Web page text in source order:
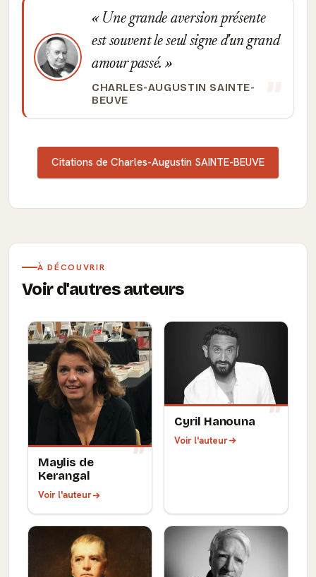
Une grande aversion présente
est souvent le seul signe d'un grand
amour passé.
CHARLES-AUGUSTIN SAINTE-
BEUVE
Citations de Charles-Augustin SAINTE-BEUVE
À DÉCOUVRIR
Voir d'autres auteurs
Maylis de
Kerangal
Voir l'auteur
Cyril Hanouna
Voir l'auteur